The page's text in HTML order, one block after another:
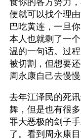
食你的各方势力
便就可以找个理
巴吃黄连，一旦
本人也就剩了一
温的一句话。过
被切割，但想要
周永康自己去慢慢
去年江泽民的死
舞，但是也有很
罪大恶极的刽子
了。看到周永康